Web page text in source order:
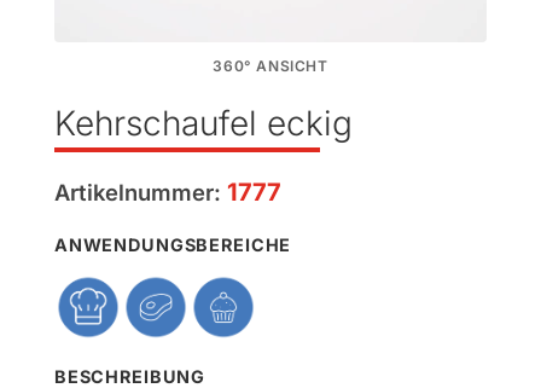
360° ANSICHT
Kehrschaufel eckig
Artikelnummer: 1777
ANWENDUNGSBEREICHE
BESCHREIBUNG